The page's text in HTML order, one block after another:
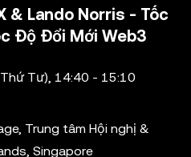
& Lando Norris - Tốc
Độ Đổi Mới Web3
Tư), 14:40 - 15:10
Trung tâm Hội nghị &
Singapore